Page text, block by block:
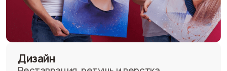
В основном это старыеточки из 90-х:
плохой дизайн, ужасный сервис,
нулевой маркетинг